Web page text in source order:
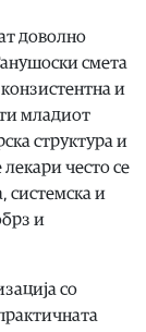
доволно
смета
и
младиот
структура и
често се
системска и
и
со